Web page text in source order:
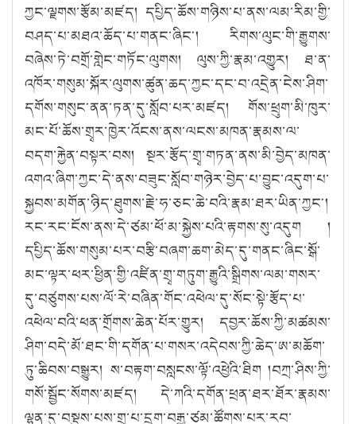
ཀྱང་ལྗགས་རྩོམ་མཛད། དཔྱིད་ཆོས་གཉིས་པ་ནས་ལམ་རིམ་གྱི་
བཤད་པ་མཐའ་ཆོད་པ་གནང་ཞིང༌། རིགས་ལུང་གི་རྒྱུགས་
བཞེས་ཏེ་བགྲོ་གླེང་གཏོང་ལུགས། ལུས་ཀྱི་རྣམ་འགྱུར། ཐ་ན་
འཁོར་གསུམ་སྐོར་ལུགས་ཚུན་ཆད་ཀྱང་དང་བ་འདྲེན་ངེས་ཤིག་
དགོས་གསུང་ནན་ཏན་དུ་སློབ་པར་མཛད། གོས་ཕྲུག་མི་ཁུར་
མང་པོ་ཆོས་གྲྭར་ཁྱེར་འོངས་ནས་ལངས་མཁན་རྣམས་ལ་
བདག་རྐྱེན་བསྟར་བས། སྔར་རྩོད་གྲྭ་གཏན་ནས་མི་བྱེད་མཁན་
འགའ་ཞིག་ཀྱང་དེ་ནས་བཟུང་སློབ་གཉེར་བྱེད་པ་བྱུང་འདུག་པ་
སྐྱབས་མགོན་ཉིད་ཐུགས་རྗེ་ཧ་ཅང་ཆེ་བའི་རྣམ་ཐར་ཡིན་ཀྱང༌།
རང་རང་ངོས་ནས་དེ་ཙམ་ཕོ་མ་སྐྱེས་པའི་རྟགས་སུ་འདུག །
དཔྱིད་ཆོས་གསུམ་པར་བརྩི་བཞག་ཆག་མེད་དུ་གནང་ཞིང་སྒོ་
མང་ལྟར་ཕར་ཕྱིན་གྱི་འཛིན་གྲྭ་གཏུག་རྒྱུའི་སྒྲིགས་ལམ་གསར་
དུ་བཙུགས་པས་ལོ་རེ་བཞིན་གོང་འཕེལ་དུ་སོང་སྟེ་རྩོད་པ་
འཕེལ་བའི་ཕན་གྲོགས་ཆེན་པོར་གྱུར། དབྱར་ཆོས་ཀྱི་མཚམས་
ཤིག་བདེ་མོ་ཐང་གི་དགོན་པ་གསར་འདེབས་ཀྱི་ཆེད་ཨ་མཆོག་
ཏུ་ཆིབས་བསྒྱུར། ས་བརྟག་བསླངས་ལྟོ་འཕྱེའི་ཐིག །བཀྲ་ཤིས་ཀྱི་
གསོ་སྦྱོང་སོགས་མཛད། དེ་ཀའི་དགོན་ཕྲན་ཐར་ཐོར་རྣམས་
ལྷན་དུ་བསྡུས་པས་གྲྭ་པ་དྲུག་བརྒྱ་ཙམ་ཚོགས་པར་རབ་